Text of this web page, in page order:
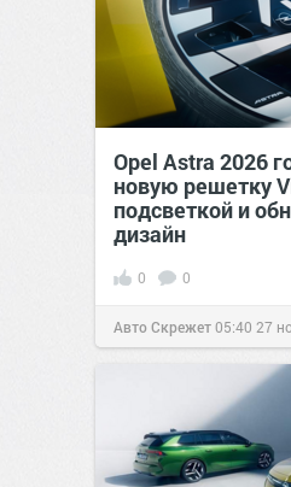
Opel Astra 2026
новую решетку
подсветкой и
дизайн
0 0
Авто Скрежет05:40 27